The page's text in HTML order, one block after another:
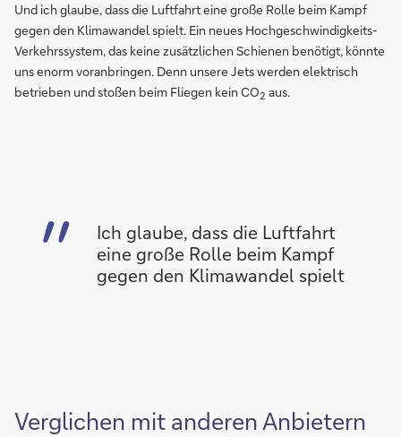
Und ich glaube, dass die Luftfahrt eine große Rolle beim Kampf
gegen den Klimawandel spielt. Ein neues Hochgeschwindigkeits-
Verkehrssystem, das keine zusätzlichen Schienen benötigt, könnte
uns enorm voranbringen. Denn unsere Jets werden elektrisch
betrieben und stoßen beim Fliegen kein CO2 aus.
Ich glaube, dass die Luftfahrt
eine große Rolle beim Kampf
gegen den Klimawandel spielt
Verglichen mit anderen Anbietern